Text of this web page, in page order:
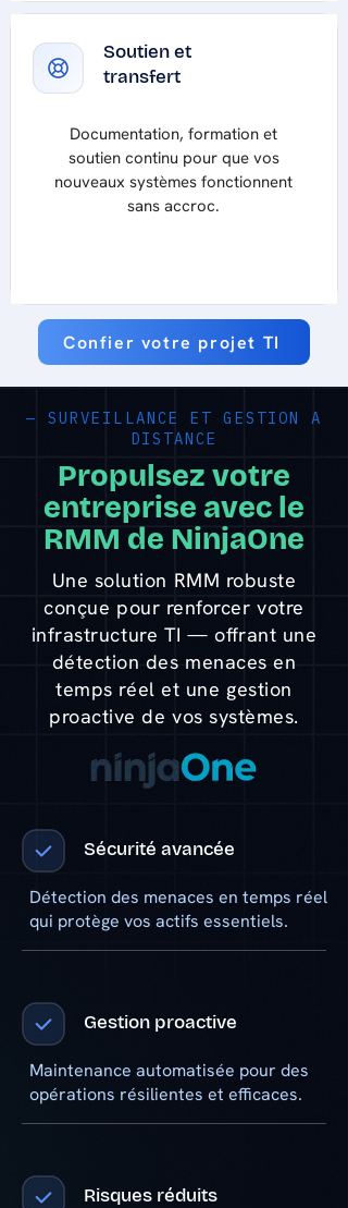
Soutien et
transfert
Documentation, formation et
soutien continu pour que vos
nouveaux systèmes fonctionnent
sans accroc.
Confier votre projet TI
— SURVEILLANCE ET GESTION A
DISTANCE
Propulsez votre
entreprise avec le
RMM de NinjaOne
​Une solution RMM robuste
conçue pour renforcer votre
infrastructure TI — offrant une
détection des menaces en
temps réel et une gestion
proactive de vos systèmes.
Sécurité avancée
Détection des menaces en temps réel
qui protège vos actifs essentiels.
Gestion proactive
Maintenance automatisée pour des
opérations résilientes et efficaces.
Risques réduits